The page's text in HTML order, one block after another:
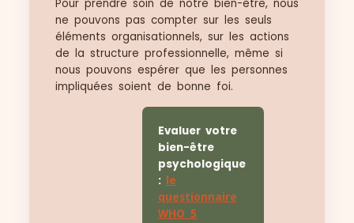
Pour prendre soin de notre bien-être, nous
ne pouvons pas compter sur les seuls
éléments organisationnels, sur les actions
de la structure professionnelle, même si
nous pouvons espérer que les personnes
impliquées soient de bonne foi.
Evaluer votre
bien-être
psychologique
: le
questionnaire
WHO 5